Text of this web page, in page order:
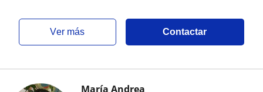
ver más Contactar
María Andrea